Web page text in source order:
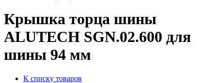
Крышка торца шины
ALUTECH SGN.02.600 для
шины 94 мм
К списку товаров